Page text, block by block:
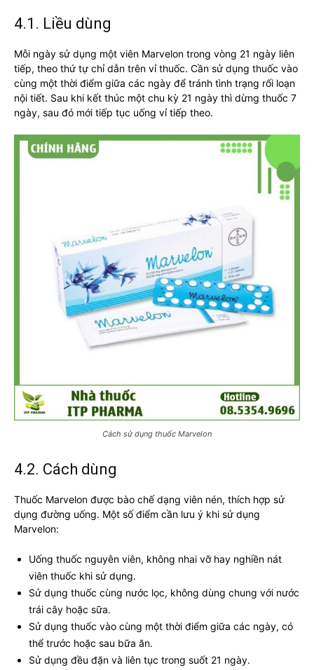
4.1. Liều dùng
Mỗi ngày sử dụng một viên Marvelon trong vòng 21 ngày liên
tiếp, theo thứ tự chỉ dẫn trên vỉ thuốc. Cần sử dụng thuốc vào
cùng một thời điểm giữa các ngày để tránh tình trạng rối loạn
nội tiết. Sau khi kết thúc một chu kỳ 21 ngày thì dừng thuốc 7
ngày, sau đó mới tiếp tục uống vỉ tiếp theo.
Cách sử dụng thuốc Marvelon
4.2. Cách dùng
Thuốc Marvelon được bào chế dạng viên nén, thích hợp sử
dụng đường uống. Một số điểm cần lưu ý khi sử dụng
Marvelon:
Uống thuốc nguyên viên, không nhai vỡ hay nghiền nát
viên thuốc khi sử dụng.
Sử dụng thuốc cùng nước lọc, không dùng chung với nước
trái cây hoặc sữa.
Sử dụng thuốc vào cùng một thời điểm giữa các ngày, có
thể trước hoặc sau bữa ăn.
Sử dụng đều đặn và liên tục trong suốt 21 ngày.